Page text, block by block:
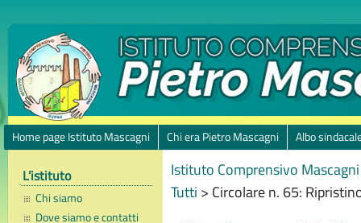
Home page Istituto Mascagni Chi era Pietro Mascagni Albo
L’istituto
Chi siamo
Dove siamo e contatti
Istituto Comprensivo
Tutti > Circolare n. 65: